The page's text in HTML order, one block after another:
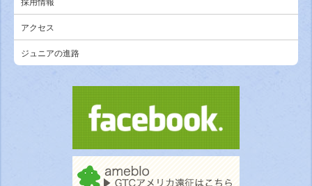
採用情報
アクセス
ジュニアの進路